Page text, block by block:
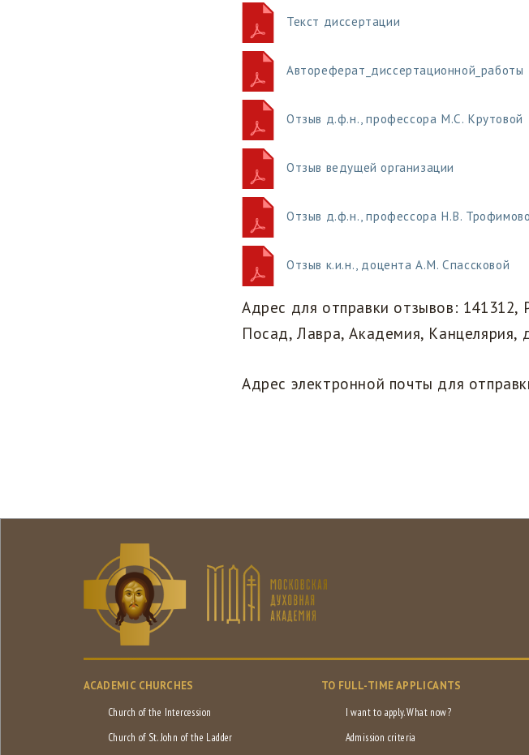
‎Текст диссертации
Автореферат_диссертационной_работы
‎‎Отзыв д.ф.н., профессора М.С. Крутовой
Отзыв ведущей организации
‎‎Отзыв д.ф.н., профессора Н.В.
‎‎Отзыв к.и.н., доцента А.М. Спассковой
‎Адрес для отправки отзывов: 141312,
Посад, Лавра, Академия,
‎Адрес электронной почты для
ACADEMIC CHURCHES
Church of the Intercession
Church of St. John of the Ladder
TO FULL-TIME APPLICANTS
I want to apply. What now?
Admission criteria